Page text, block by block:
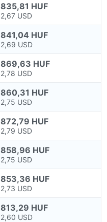
835,81 HUF
2,67 USD
841,04 HUF
2,69 USD
869,63 HUF
2,78 USD
860,31 HUF
2,75 USD
872,79 HUF
2,79 USD
858,96 HUF
2,75 USD
853,36 HUF
2,73 USD
813,29 HUF
2,60 USD